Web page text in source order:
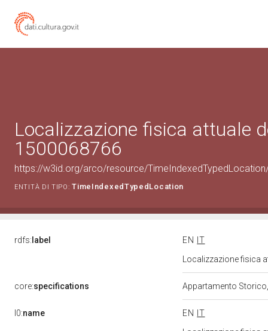
Localizzazione fisica attuale
1500068766
https://w3id.org/arco/resource/
ENTITÀ DI TIPO: TimeIndexedTypedLocation
rdfs: label EN
IT
Localizzazione fisica
core:specifications Appartamento
l0:name EN
IT